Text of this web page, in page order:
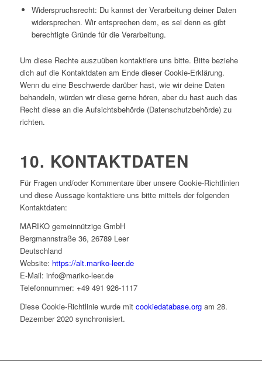
Widerspruchsrecht: Du kannst der Verarbeitung deiner Daten
widersprechen. Wir entsprechen dem, es sei denn es gibt
berechtigte Gründe für die Verarbeitung.
Um diese Rechte auszuüben kontaktiere uns bitte. Bitte beziehe
dich auf die Kontaktdaten am Ende dieser Cookie-Erklärung.
Wenn du eine Beschwerde darüber hast, wie wir deine Daten
behandeln, würden wir diese gerne hören, aber du hast auch das
Recht diese an die Aufsichtsbehörde (Datenschutzbehörde) zu
richten.
10. KONTAKTDATEN
Für Fragen und/oder Kommentare über unsere Cookie-Richtlinien
und diese Aussage kontaktiere uns bitte mittels der folgenden
Kontaktdaten:
MARIKO gemein­nüt­zige GmbH
Berg­mann­straße 36, 26789 Leer
Deutschland
Website: https://alt.mariko-leer.de
E-Mail: info@mariko-leer.de
Telefonnummer: +49 491 926-1117
Diese Cookie-Richtlinie wurde mit cookiedatabase.orgam 28.
Dezember 2020 synchronisiert.